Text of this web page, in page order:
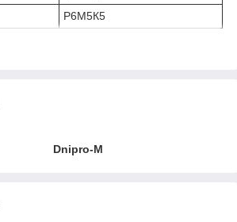
Р6М5К5
Dnipro-M